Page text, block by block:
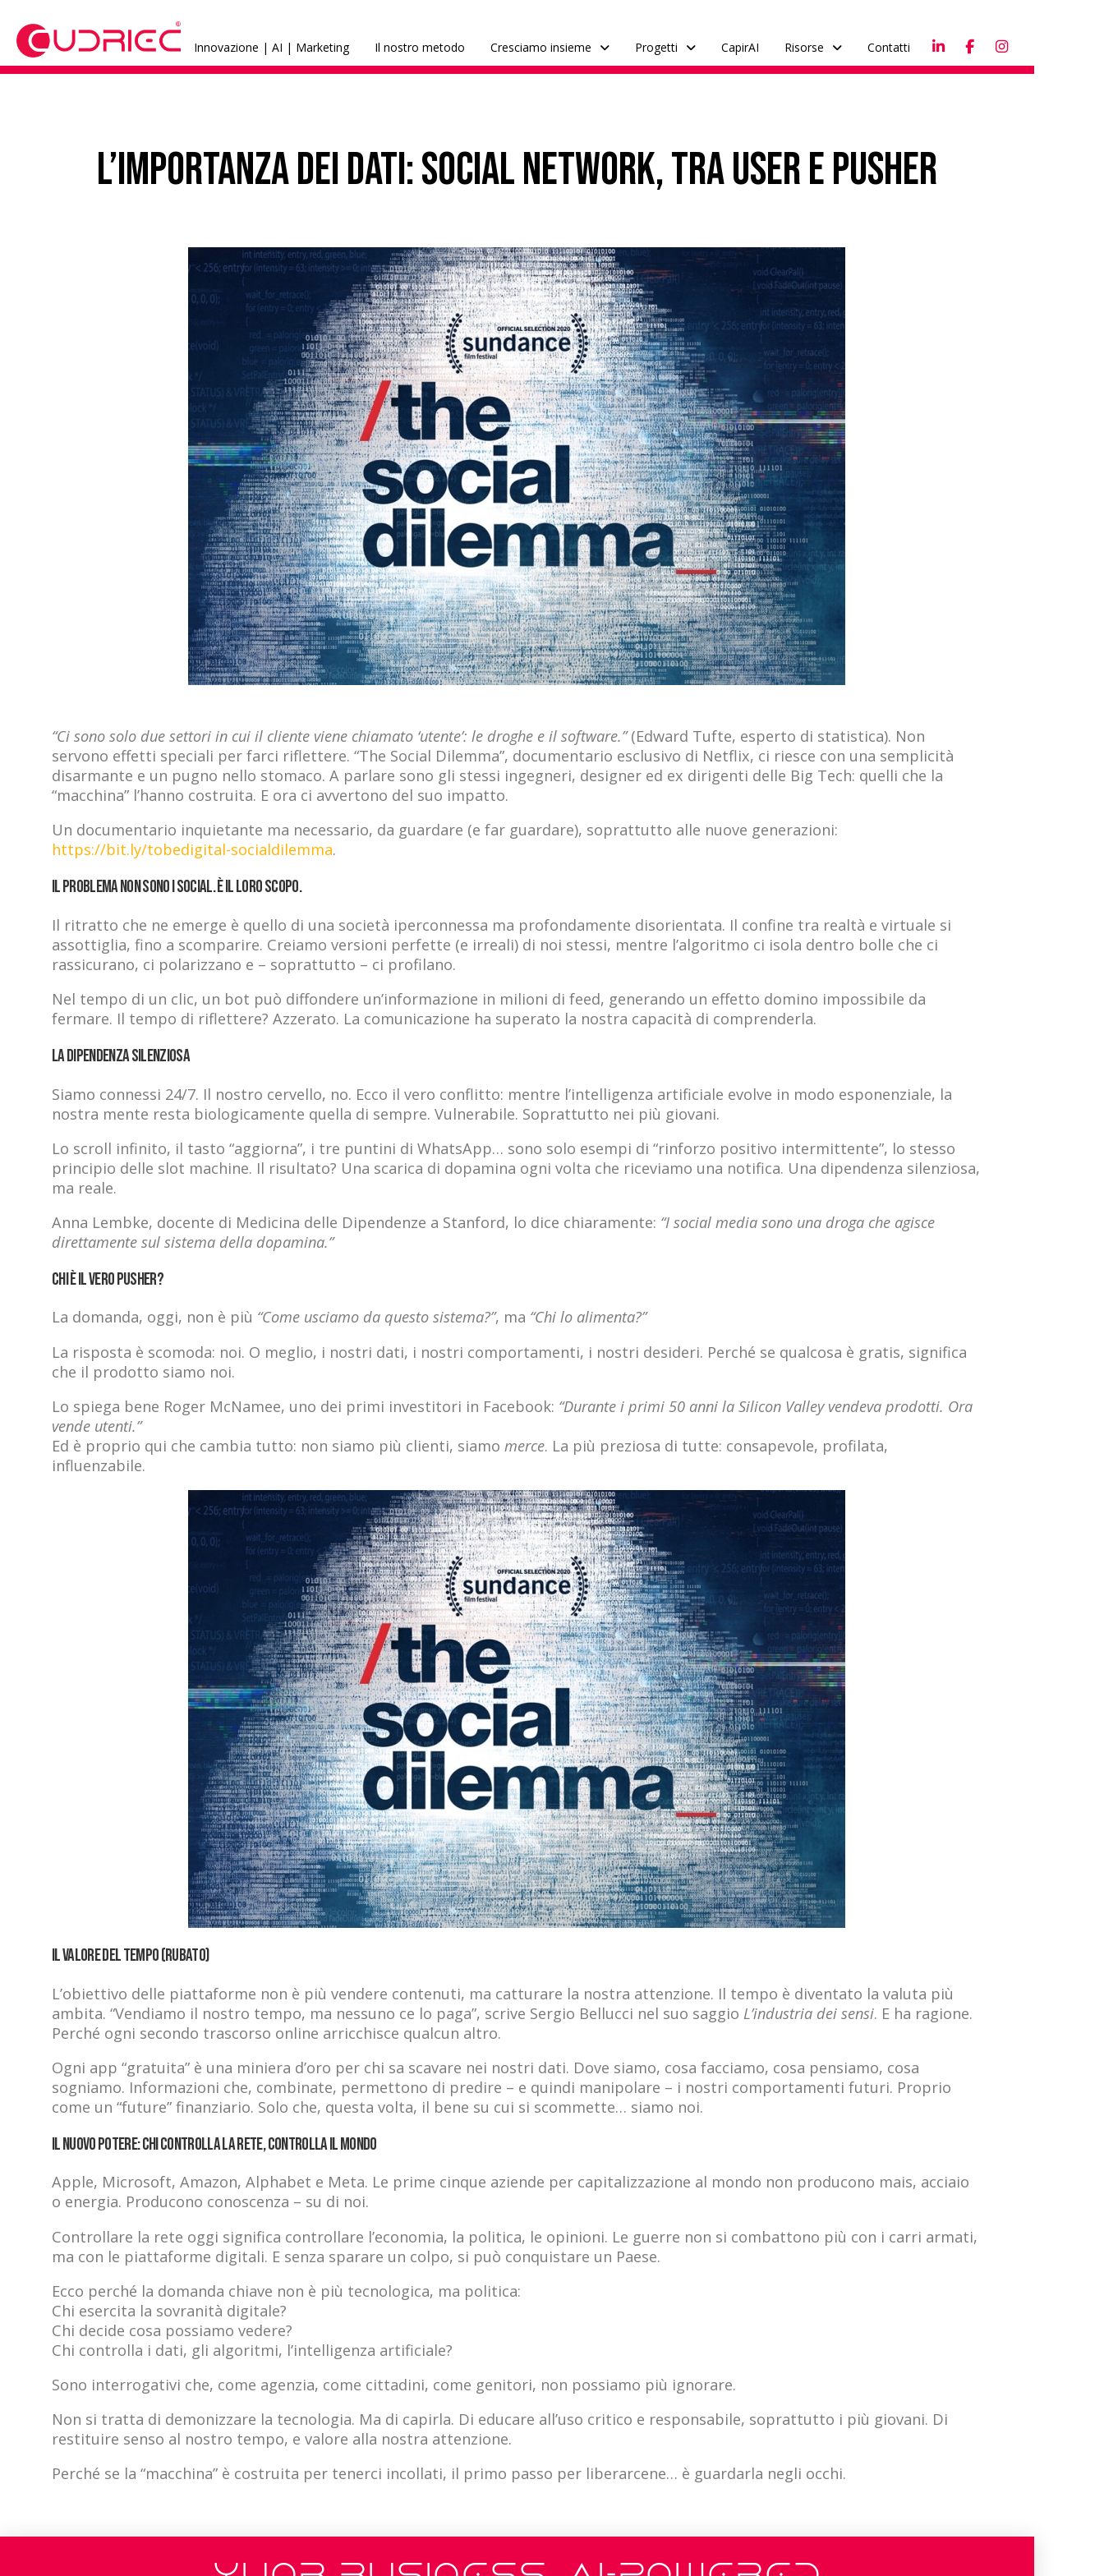
Innovazione | AI | Marketing Il nostro metodo Cresciamo insieme Progetti CapirAI Risorse Contatti
L’importanza dei dati: social network, tra user e pusher
“Ci sono solo due settori in cui il cliente viene chiamato ‘utente’: le droghe e il software.”(Edward Tufte, esperto di statistica). Non
servono effetti speciali per farci riflettere. “The Social Dilemma”, documentario esclusivo di Netflix, ci riesce con una semplicità
disarmante e un pugno nello stomaco. A parlare sono gli stessi ingegneri, designer ed ex dirigenti delle Big Tech: quelli che la
“macchina” l’hanno costruita. E ora ci avvertono del suo impatto.
Un documentario inquietante ma necessario, da guardare (e far guardare), soprattutto alle nuove generazioni:
https://bit.ly/tobedigital-socialdilemma.
Il problema non sono i social. È il loro scopo.
Il ritratto che ne emerge è quello di una società iperconnessa ma profondamente disorientata. Il confine tra realtà e virtuale si
assottiglia, fino a scomparire. Creiamo versioni perfette (e irreali) di noi stessi, mentre l’algoritmo ci isola dentro bolle che ci
rassicurano, ci polarizzano e – soprattutto – ci profilano.
Nel tempo di un clic, un bot può diffondere un’informazione in milioni di feed, generando un effetto domino impossibile da
fermare. Il tempo di riflettere? Azzerato. La comunicazione ha superato la nostra capacità di comprenderla.
La dipendenza silenziosa
Siamo connessi 24/7. Il nostro cervello, no. Ecco il vero conflitto: mentre l’intelligenza artificiale evolve in modo esponenziale, la
nostra mente resta biologicamente quella di sempre. Vulnerabile. Soprattutto nei più giovani.
Lo scroll infinito, il tasto “aggiorna”, i tre puntini di WhatsApp… sono solo esempi di “rinforzo positivo intermittente”, lo stesso
principio delle slot machine. Il risultato? Una scarica di dopamina ogni volta che riceviamo una notifica. Una dipendenza silenziosa,
ma reale.
Anna Lembke, docente di Medicina delle Dipendenze a Stanford, lo dice chiaramente: “I social media sono una droga che agisce
direttamente sul sistema della dopamina.”
Chi è il vero pusher?
La domanda, oggi, non è più “Come usciamo da questo sistema?”, ma “Chi lo alimenta?”
La risposta è scomoda: noi. O meglio, i nostri dati, i nostri comportamenti, i nostri desideri. Perché se qualcosa è gratis, significa
che il prodotto siamo noi.
Lo spiega bene Roger McNamee, uno dei primi investitori in Facebook: “Durante i primi 50 anni la Silicon Valley vendeva prodotti. Ora
vende utenti.”
Ed è proprio qui che cambia tutto: non siamo più clienti, siamo merce. La più preziosa di tutte: consapevole, profilata,
influenzabile.
Il valore del tempo (rubato)
L’obiettivo delle piattaforme non è più vendere contenuti, ma catturare la nostra attenzione. Il tempo è diventato la valuta più
ambita. “Vendiamo il nostro tempo, ma nessuno ce lo paga”, scrive Sergio Bellucci nel suo saggio L’industria dei sensi. E ha ragione.
Perché ogni secondo trascorso online arricchisce qualcun altro.
Ogni app “gratuita” è una miniera d’oro per chi sa scavare nei nostri dati. Dove siamo, cosa facciamo, cosa pensiamo, cosa
sogniamo. Informazioni che, combinate, permettono di predire – e quindi manipolare – i nostri comportamenti futuri. Proprio
come un “future” finanziario. Solo che, questa volta, il bene su cui si scommette… siamo noi.
Il nuovo potere: chi controlla la Rete, controlla il mondo
Apple, Microsoft, Amazon, Alphabet e Meta. Le prime cinque aziende per capitalizzazione al mondo non producono mais, acciaio
o energia. Producono conoscenza – su di noi.
Controllare la rete oggi significa controllare l’economia, la politica, le opinioni. Le guerre non si combattono più con i carri armati,
ma con le piattaforme digitali. E senza sparare un colpo, si può conquistare un Paese.
Ecco perché la domanda chiave non è più tecnologica, ma politica:
Chi esercita la sovranità digitale?
Chi decide cosa possiamo vedere?
Chi controlla i dati, gli algoritmi, l’intelligenza artificiale?
Sono interrogativi che, come agenzia, come cittadini, come genitori, non possiamo più ignorare.
Non si tratta di demonizzare la tecnologia. Ma di capirla. Di educare all’uso critico e responsabile, soprattutto i più giovani. Di
restituire senso al nostro tempo, e valore alla nostra attenzione.
Perché se la “macchina” è costruita per tenerci incollati, il primo passo per liberarcene… è guardarla negli occhi.